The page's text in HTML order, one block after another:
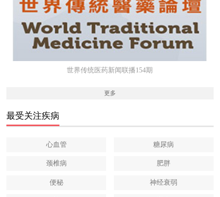
世界传统医药新闻联播154期
更多
最受关注疾病
心血管 糖尿病
颈椎病 肥胖
便秘 神经衰弱